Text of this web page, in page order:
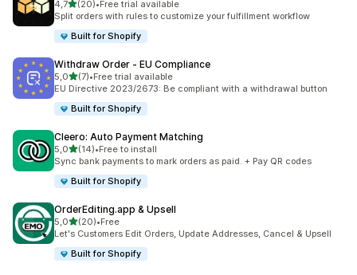
4,7av 5 stjerner
(20)
Totalt 20 omtaler
•Free trial available
Split orders with rules to customize your fulfillment workflow
Built for Shopify
Withdraw Order ‑ EU Compliance
5,0av 5 stjerner
(7)
Totalt 7 omtaler
•Free trial available
EU Directive 2023/2673: Be compliant with a withdrawal button
Built for Shopify
Cleero: Auto Payment Matching
5,0av 5 stjerner
(14)
Totalt 14 omtaler
•Free to install
Sync bank payments to mark orders as paid. + Pay QR codes
Built for Shopify
OrderEditing.app & Upsell
5,0av 5 stjerner
(20)
Totalt 20 omtaler
•Free
Let's Customers Edit Orders, Update Addresses, Cancel & Upsell
Built for Shopify